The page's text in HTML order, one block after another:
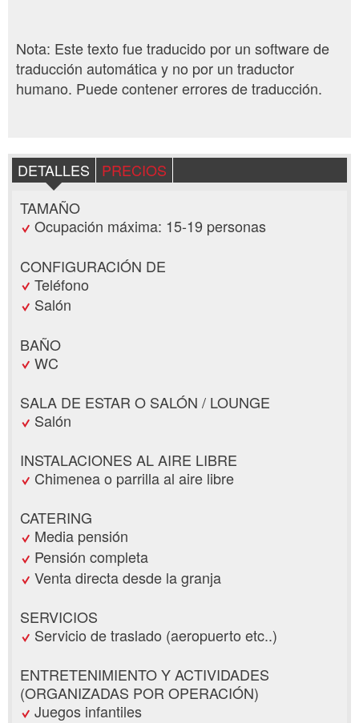
Nota: Este texto fue traducido por un software de
traducción automática y no por un traductor
humano. Puede contener errores de traducción.
DETALLES
PRECIOS
TAMAÑO
Ocupación máxima: 15-19 personas
CONFIGURACIÓN DE
Teléfono
Salón
BAÑO
WC
SALA DE ESTAR O SALÓN / LOUNGE
Salón
INSTALACIONES AL AIRE LIBRE
Chimenea o parrilla al aire libre
CATERING
Media pensión
Pensión completa
Venta directa desde la granja
SERVICIOS
Servicio de traslado (aeropuerto etc..)
ENTRETENIMIENTO Y ACTIVIDADES
(ORGANIZADAS POR OPERACIÓN)
Juegos infantiles